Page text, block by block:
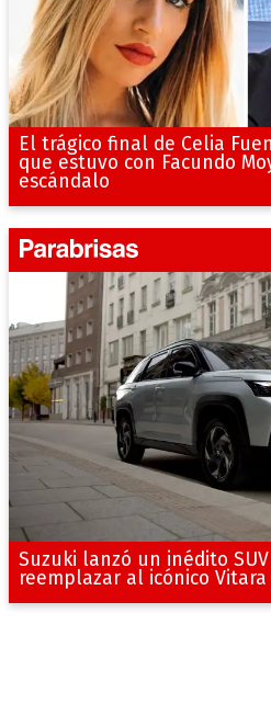
El trágico final de Celia
que estuvo con Facundo
escándalo
Suzuki lanzó un inédito
reemplazar al icónico